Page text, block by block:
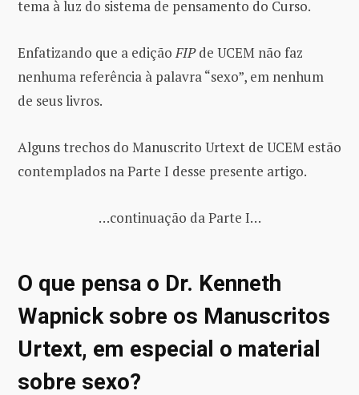
tema à luz do sistema de pensamento do Curso.
Enfatizando que a ediçãoFIPde UCEM não faz
nenhuma referência à palavra “sexo”, em nenhum
de seus livros.
Alguns trechos do Manuscrito Urtext de UCEM estão
contemplados na Parte I desse presente artigo.
…continuação da Parte I…
O que pensa o Dr. Kenneth
Wapnick sobre os Manuscritos
Urtext, em especial o material
sobre sexo?